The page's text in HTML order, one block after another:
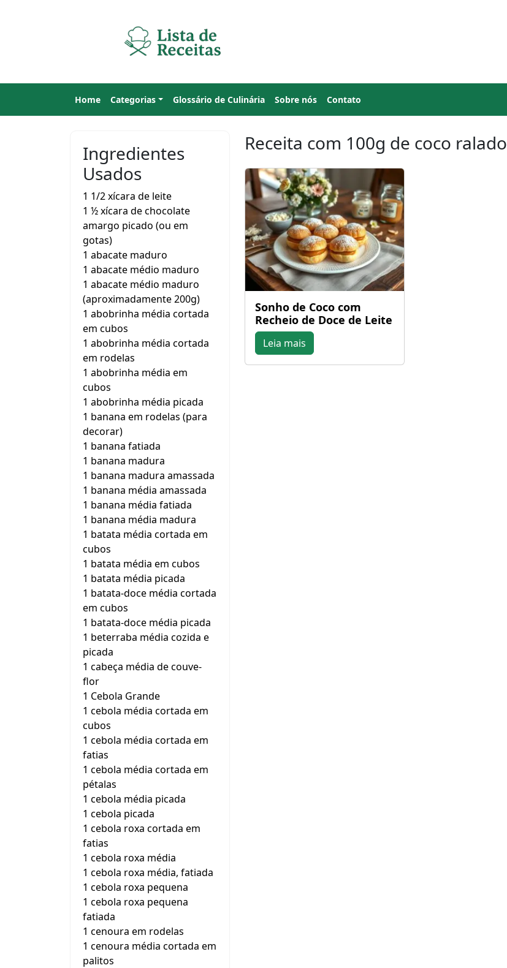
Home Categorias Glossário de Culinária Sobre nós Contato
Ingredientes
Usados
1 1/2 xícara de leite
1 ½ xícara de chocolate
amargo picado (ou em
gotas)
1 abacate maduro
1 abacate médio maduro
1 abacate médio maduro
(aproximadamente 200g)
1 abobrinha média cortada
em cubos
1 abobrinha média cortada
em rodelas
1 abobrinha média em
cubos
1 abobrinha média picada
1 banana em rodelas (para
decorar)
1 banana fatiada
1 banana madura
1 banana madura amassada
1 banana média amassada
1 banana média fatiada
1 banana média madura
1 batata média cortada em
cubos
1 batata média em cubos
1 batata média picada
1 batata-doce média cortada
em cubos
1 batata-doce média picada
1 beterraba média cozida e
picada
1 cabeça média de couve-
flor
1 Cebola Grande
1 cebola média cortada em
cubos
1 cebola média cortada em
fatias
1 cebola média cortada em
pétalas
1 cebola média picada
1 cebola picada
1 cebola roxa cortada em
fatias
1 cebola roxa média
1 cebola roxa média, fatiada
1 cebola roxa pequena
1 cebola roxa pequena
fatiada
1 cenoura em rodelas
1 cenoura média cortada em
palitos
Receita com 100g de coco ralado
Sonho de Coco com
Recheio de Doce de Leite
Leia mais